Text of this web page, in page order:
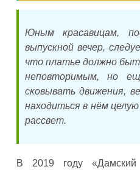
Юным красавицам,
выпускной вечер,
что платье должно
неповторимым, но
сковывать движения,
находиться в нём
рассвет.
В 2019 году